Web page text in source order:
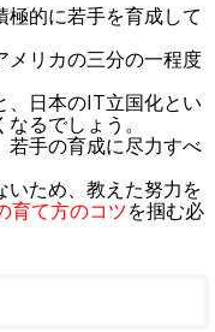
的に若手を育成して
メリカの三分の一程度
、日本のIT立国化とい
るでしょう。
若手の育成に尽力すべ
いため、教えた努力を
育て方のコツを掴む必